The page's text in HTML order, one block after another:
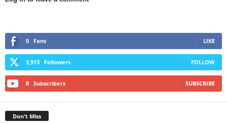
0 Fans LIKE
3,913 Followers FOLLOW
0 Subscribers SUBSCRIBE
Don't Miss